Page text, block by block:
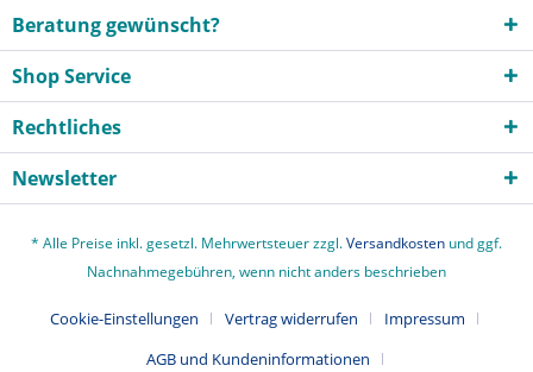
Beratung gewünscht?
Shop Service
Rechtliches
Newsletter
* Alle Preise inkl. gesetzl. Mehrwertsteuer zzgl.Versandkosten und ggf.
Nachnahmegebühren, wenn nicht anders beschrieben
Cookie-Einstellungen Vertrag widerrufen
Impressum
AGB und Kundeninformationen